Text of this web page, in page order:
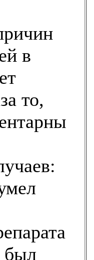
в
то,
был